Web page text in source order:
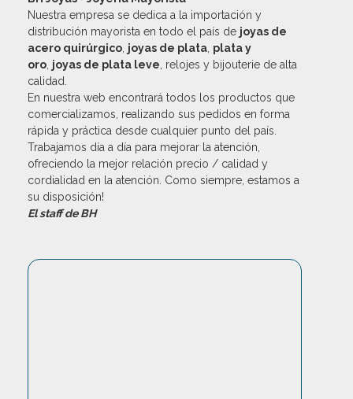
Nuestra empresa se dedica a la importación y
distribución mayorista en todo el país de joyas de
acero quirúrgico joyas de plata plata y
oro joyas de plata leve , relojes y bijouterie de alta
calidad.
En nuestra web encontrará todos los productos que
comercializamos, realizando sus pedidos en forma
rápida y práctica desde cualquier punto del país.
Trabajamos día a día para mejorar la atención,
ofreciendo la mejor relación precio / calidad y
cordialidad en la atención. Como siempre, estamos a
su disposición!
El staff de BH